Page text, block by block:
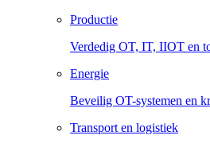
Productie
Verdedig OT, IT, IIOT en
Energie
Beveilig OT-systemen en
Transport en logistiek